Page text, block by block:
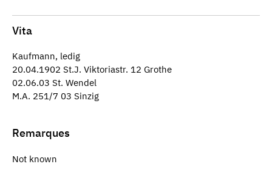
Vita
Kaufmann, ledig
20.04.1902 St.J. Viktoriastr. 12 Grothe
02.06.03 St. Wendel
M.A. 251/7 03 Sinzig
Remarques
Not known